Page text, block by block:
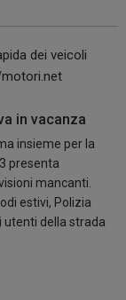
in vacanza
insieme per la
presenta
mancanti.
estivi, Polizia
utenti della strada